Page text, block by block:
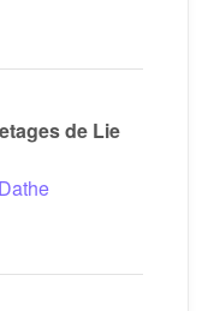
de Lie